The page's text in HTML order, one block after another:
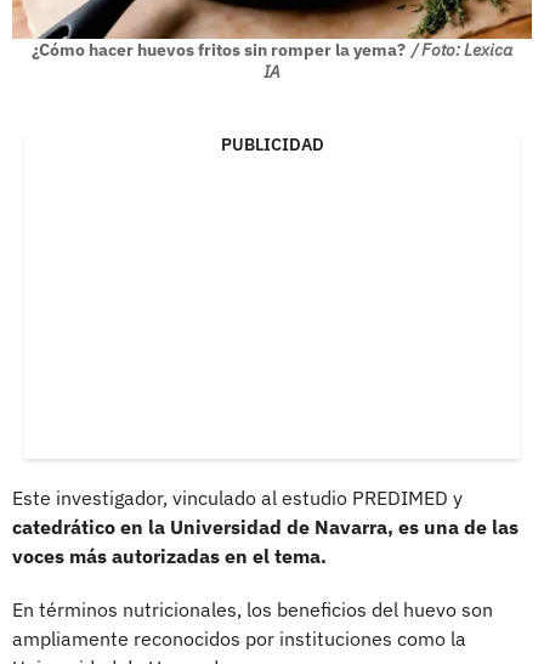
¿Cómo hacer huevos fritos sin romper la yema? / Foto: Lexica
IA
PUBLICIDAD
Este investigador, vinculado al estudio PREDIMED y
catedrático en la Universidad de Navarra, es una de las
voces más autorizadas en el tema.
En términos nutricionales, los beneficios del huevo son
ampliamente reconocidos por instituciones como la